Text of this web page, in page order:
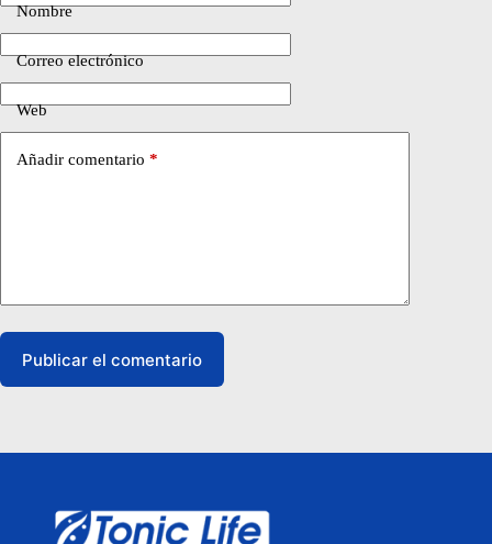
Nombre
Correo electrónico
Web
Añadir comentario *
Publicar el comentario